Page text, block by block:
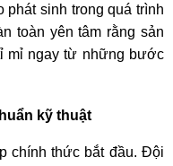
sinh trong quá trình
toàn yên tâm rằng sản
mỉ ngay từ những bước
kỹ thuật
chính thức bắt đầu. Đội